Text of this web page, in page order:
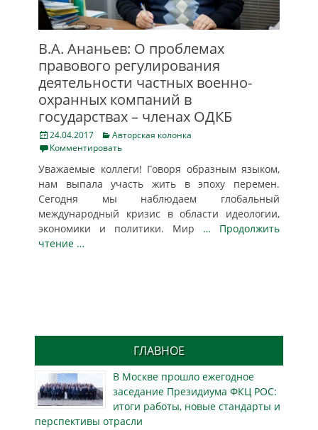
В.А. Ананьев: О проблемах
правового регулирования
деятельности частных военно-
охранных компаний в
государствах – членах ОДКБ
Posted
on
24.04.2017 Categories
Авторская колонка
Комментировать
Уважаемые коллеги! Говоря образным языком,
нам выпала участь жить в эпоху перемен.
Сегодня мы наблюдаем глобальный
международный кризис в области идеологии,
экономики и политики. Мир … Продолжить
чтение …
ГЛАВНОЕ
В Москве прошло ежегодное
заседание Президиума ФКЦ РОС:
итоги работы, новые стандарты и
перспективы отрасли